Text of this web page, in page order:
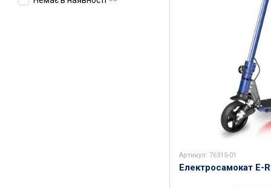
Артикул: 76315-01
Електросамокат E-